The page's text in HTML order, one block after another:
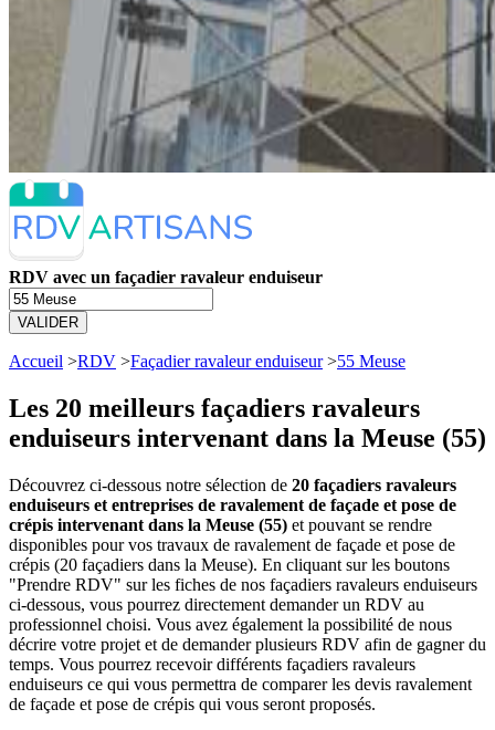
RDV avec un façadier ravaleur enduiseur
VALIDER
Accueil >RDV >Façadier ravaleur enduiseur>55 Meuse
Les 20 meilleurs façadiers ravaleurs
enduiseurs intervenant dans la Meuse (55)
Découvrez ci-dessous notre sélection de 20 façadiers ravaleurs
enduiseurs et entreprises de ravalement de façade et pose de
crépis intervenant dans la Meuse (55) et pouvant se rendre
disponibles pour vos travaux de ravalement de façade et pose de
crépis (20 façadiers dans la Meuse). En cliquant sur les boutons
"Prendre RDV" sur les fiches de nos façadiers ravaleurs enduiseurs
ci-dessous, vous pourrez directement demander un RDV au
professionnel choisi. Vous avez également la possibilité de nous
décrire votre projet et de demander plusieurs RDV afin de gagner du
temps. Vous pourrez recevoir différents façadiers ravaleurs
enduiseurs ce qui vous permettra de comparer les devis ravalement
de façade et pose de crépis qui vous seront proposés.